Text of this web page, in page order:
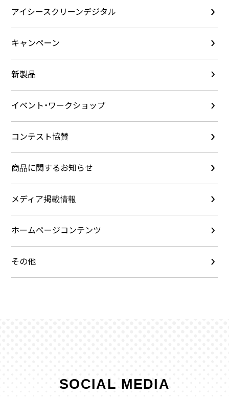
アイシースクリーンデジタル
キャンペーン
新製品
イベント・ワークショップ
コンテスト協賛
商品に関するお知らせ
メディア掲載情報
ホームページコンテンツ
その他
SOCIAL MEDIA